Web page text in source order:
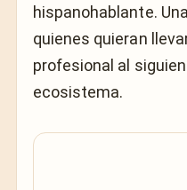
hispanohablante.
quienes quieran
profesional al
ecosistema.